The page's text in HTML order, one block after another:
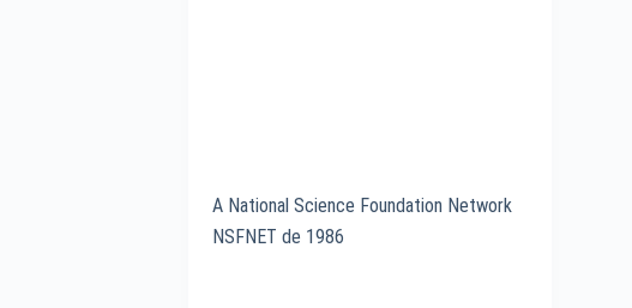
A National Science Foundation Network
NSFNET de 1986